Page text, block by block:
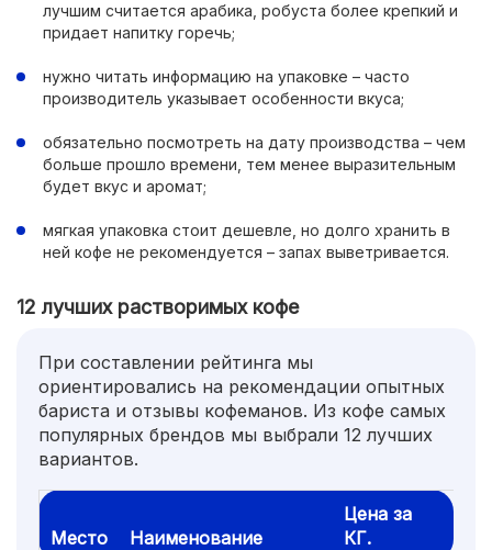
лучшим считается арабика, робуста более крепкий и
придает напитку горечь;
нужно читать информацию на упаковке – часто
производитель указывает особенности вкуса;
обязательно посмотреть на дату производства – чем
больше прошло времени, тем менее выразительным
будет вкус и аромат;
мягкая упаковка стоит дешевле, но долго хранить в
ней кофе не рекомендуется – запах выветривается.
12 лучших растворимых кофе
При составлении рейтинга мы
ориентировались на рекомендации опытных
бариста и отзывы кофеманов. Из кофе самых
популярных брендов мы выбрали 12 лучших
вариантов.
Место Наименование
Цена за
КГ.